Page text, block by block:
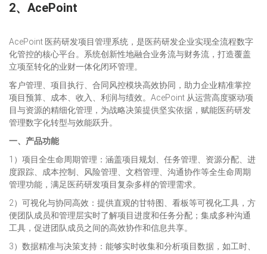
2、AcePoint
AcePoint 医药研发项目管理系统，是医药研发企业实现全流程数字
化管控的核心平台。系统创新性地融合业务流与财务流，打造覆盖
立项至转化的业财一体化闭环管理。
客户管理、项目执行、合同风控模块高效协同，助力企业精准掌控
项目预算、成本、收入、利润与绩效。AcePoint 从运营高度驱动项
目与资源的精细化管理，为战略决策提供坚实依据，赋能医药研发
管理数字化转型与效能跃升。
一、产品功能
1）项目全生命周期管理：涵盖项目规划、任务管理、资源分配、进
度跟踪、成本控制、风险管理、文档管理、沟通协作等全生命周期
管理功能，满足医药研发项目复杂多样的管理需求。
2）可视化与协同高效：提供直观的甘特图、看板等可视化工具，方
便团队成员和管理层实时了解项目进度和任务分配；集成多种沟通
工具，促进团队成员之间的高效协作和信息共享。
3）数据精准与决策支持：能够实时收集和分析项目数据，如工时、